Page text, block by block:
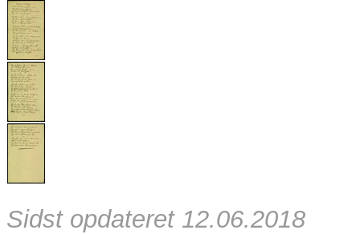
Sidst opdateret 12.06.2018